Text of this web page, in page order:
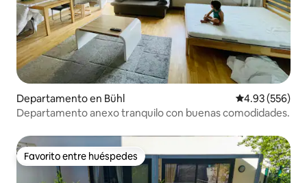
Departamento en Bühl Calificación
4.93 (556)
Departamento anexo tranquilo con buenas comodidades.
Favorito entre huéspedes
Favorito entre huéspedes